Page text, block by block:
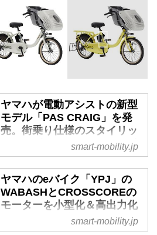
ヤマハが電動アシストの新型
モデル「PAS CRAIG」を発
売。街乗り仕様のスタイリッ
シュデザイン - スマートモビ
リティJP
2023年11月16日、ヤマハ発動機
が新型電動アシスト自転車「PAS
CRAIG（パス クレイグ）」を
2024年3月29日に発売すると発表
した。（タイトル写真はマットグ
smart-mobility.jp
ヤマハのeバイク「YPJ」の
WABASHとCROSSCOREの
モーターを小型化＆高出力化
- スマートモビリティJP
smart-mobility.jp